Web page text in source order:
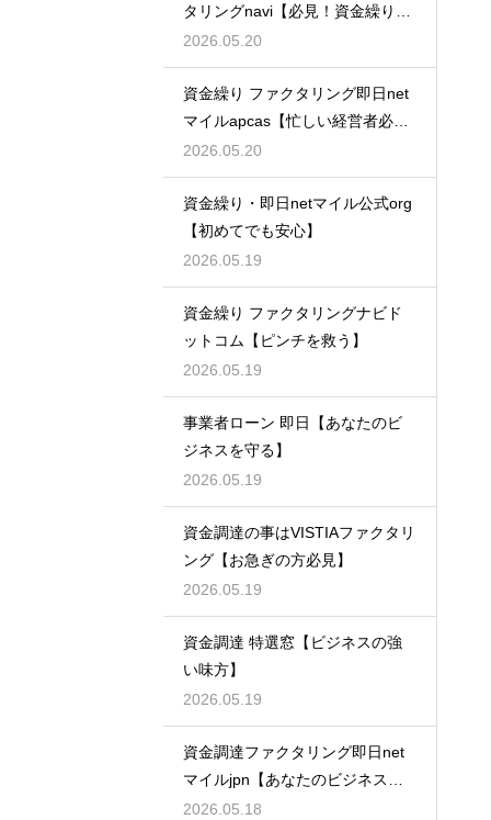
タリングnavi【必見！資金繰り対
策】
2026.05.20
資金繰り ファクタリング即日net
マイルapcas【忙しい経営者必
見】
2026.05.20
資金繰り・即日netマイル公式org
【初めてでも安心】
2026.05.19
資金繰り ファクタリングナビド
ットコム【ピンチを救う】
2026.05.19
事業者ローン 即日【あなたのビ
ジネスを守る】
2026.05.19
資金調達の事はVISTIAファクタリ
ング【お急ぎの方必見】
2026.05.19
資金調達 特選窓【ビジネスの強
い味方】
2026.05.19
資金調達ファクタリング即日net
マイルjpn【あなたのビジネスを
支える】
2026.05.18